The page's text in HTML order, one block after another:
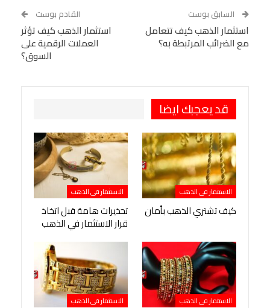
Tumblr
البريد الإلكتروني
StumbleUpon
VK
Digg
LINE
Viber
السابق بوست
استثمار الذهب كيف تتعامل
مع الضرائب المرتبطة به؟
القادم بوست
استثمار الذهب كيف تؤثر
العملات الرقمية على
السوق؟
قد يعجبك ايضا
الاستثمار فى الذهب
كيف تشتري الذهب بأمان
الاستثمار فى الذهب
تحذيرات هامة قبل اتخاذ
قرار الاستثمار في الذهب
الاستثمار فى الذهب الاستثمار فى الذهب